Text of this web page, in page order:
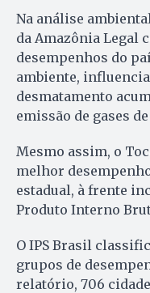
Na análise
da Amazônia Legal
desempenhos do
ambiente,
desmatamento
emissão de gases
Mesmo assim, o
melhor
estadual, à frente
Produto Interno
O IPS Brasil
grupos de
relatório, 706